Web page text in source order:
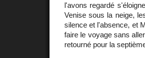
l'avons regardé
Venise sous la neige,
silence et l'absence, et
faire le voyage sans
retourné pour la